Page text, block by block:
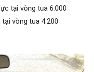
tại vòng tua 6.000
vòng tua 4.200